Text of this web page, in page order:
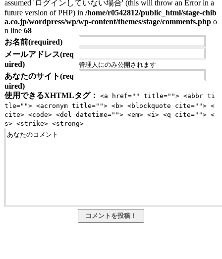
assumed 'ログインしていない場合' (this will throw an Error in a
future version of PHP) in /home/r0542812/public_html/stage-chib
a.co.jp/wordpress/wp/wp-content/themes/stage/comments.phpo
n line 68
お名前(required)
メールアドレス(req
uired)
管理人にのみ公開されます
あなたのサイト(req
uired)
使用できるXHTMLタグ：
<a href="" title=""> <abbr ti
tle=""> <acronym title=""> <b> <blockquote cite=""> <
cite> <code> <del datetime=""> <em> <i> <q cite=""> <
s> <strike> <strong>